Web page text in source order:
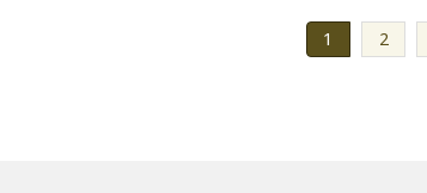
1 2